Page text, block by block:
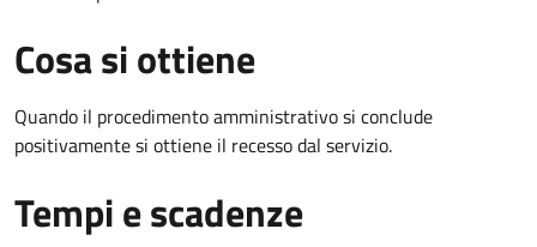
Cosa si ottiene
Quando il procedimento amministrativo si conclude
positivamente si ottiene il recesso dal servizio.
Tempi e scadenze